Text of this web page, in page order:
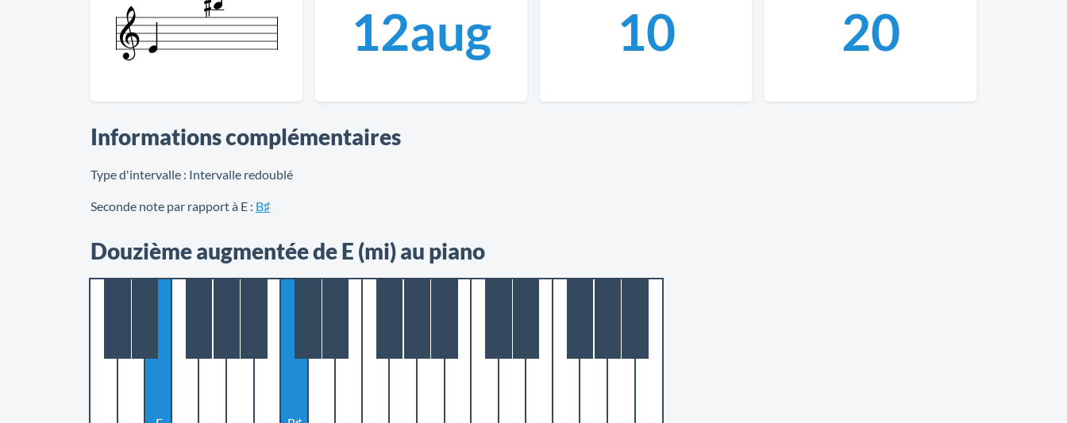
12aug 10 20
Informations complémentaires
Type d'intervalle : Intervalle redoublé
Seconde note par rapport à E : B♯
Douzième augmentée de E (mi) au piano